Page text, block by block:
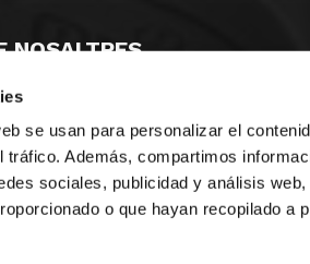
se usan para personalizar el
Además, compartimos
sociales, publicidad y análisis
o que hayan recopilado a
NOSALTRES
MONESTIR DE POBLET 14 1ª 3º
CIUDAD DE MATANZAS 12
fbcv@fbcv.es